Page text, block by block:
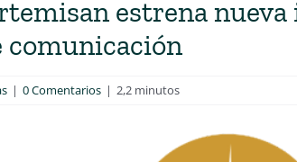
estrena
comunicación
| 0 Comentarios | 2,2 minutos